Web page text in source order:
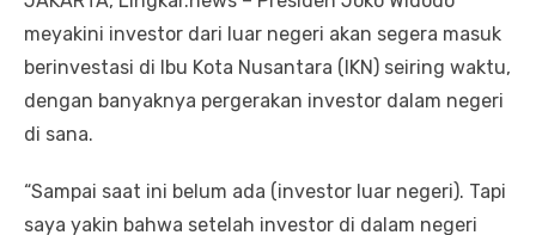
meyakini investor dari luar negeri akan segera masuk
berinvestasi di Ibu Kota Nusantara (IKN) seiring waktu,
dengan banyaknya pergerakan investor dalam negeri
di sana.
“Sampai saat ini belum ada (investor luar negeri). Tapi
saya yakin bahwa setelah investor di dalam negeri